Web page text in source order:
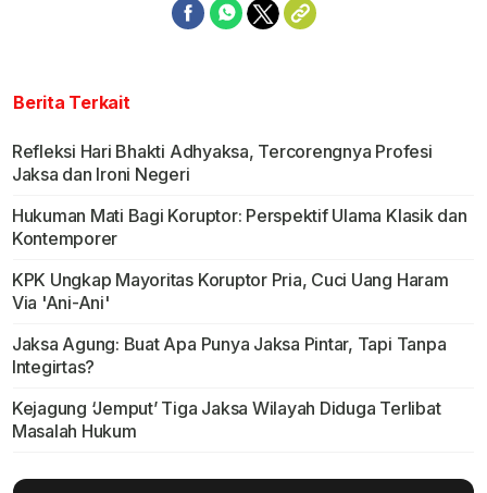
Berita Terkait
Refleksi Hari Bhakti Adhyaksa, Tercorengnya Profesi
Jaksa dan Ironi Negeri
Hukuman Mati Bagi Koruptor: Perspektif Ulama Klasik dan
Kontemporer
KPK Ungkap Mayoritas Koruptor Pria, Cuci Uang Haram
Via 'Ani-Ani'
Jaksa Agung: Buat Apa Punya Jaksa Pintar, Tapi Tanpa
Integirtas?
Kejagung ‘Jemput’ Tiga Jaksa Wilayah Diduga Terlibat
Masalah Hukum